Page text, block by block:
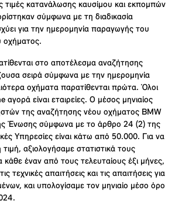
τιμές κατανάλωσης καυσίμου και εκπομπών
σύμφωνα με τη διαδικασία
για την ημερομηνία παραγωγής του
οχήματος.
στο αποτέλεσμα αναζήτησης
σειρά σύμφωνα με την ημερομηνία
οχήματα παρατίθενται πρώτα. Όλοι
αγορά είναι εταιρείες. Ο μέσος μηνιαίος
της αναζήτησης νέου οχήματος BMW
Ένωσης σύμφωνα με το άρθρο 24 (2) της
Υπηρεσίες είναι κάτω από 50.000. Για να
αξιολογήσαμε στατιστικά τους
κάθε έναν από τους τελευταίους έξι μήνες,
τεχνικές απαιτήσεις και τις απαιτήσεις για
και υπολογίσαμε τον μηνιαίο μέσο όρο